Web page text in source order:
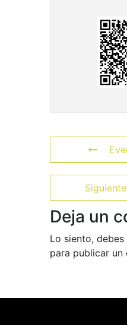
Deja un
Lo siento, debes
para publicar un